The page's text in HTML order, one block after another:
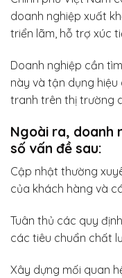
doanh nghiệp xuất
triển lãm, hỗ trợ xúc
Doanh nghiệp cần
này và tận dụng
tranh trên thị trường
Ngoài ra, doanh
số vấn đề sau:
Cập nhật thường
của khách hàng và
Tuân thủ các quy
các tiêu chuẩn chất
Xây dựng mối quan